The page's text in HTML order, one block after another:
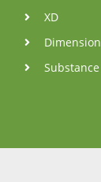
XD
Dimension
Substance